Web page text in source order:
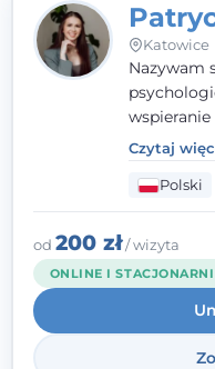
Katowice
Nazywam
nurcie
zaufania i
trudny
Czytaj
Polski
od 200 zł/ wizyta
ONLINE I